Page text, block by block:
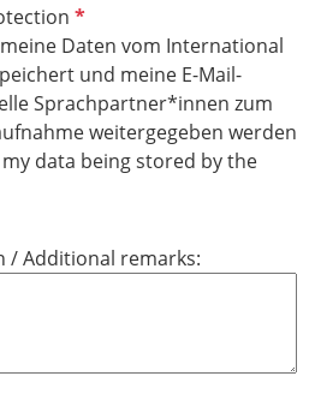
P
f
l
i
c
h
e
l
Daten vom International
und meine E-Mail-
Sprachpartner*innen zum
weitergegeben werden
data being stored by the
/ Additional remarks: